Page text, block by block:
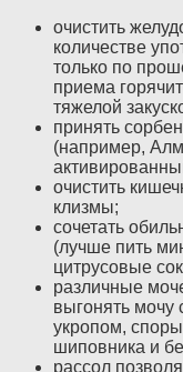
очистить
количестве
только по
приема
тяжелой
принять
(например,
очистить
клизмы;
сочетать
(лучше пить
цитрусовые
различные
выгонять мочу
укропом,
шиповника и
рассол